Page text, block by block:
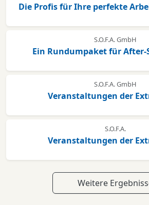
Die Profis für Ihre perfekte
S.O.F.A. GmbH
Ein Rundumpaket für After-
S.O.F.A. GmbH
Veranstaltungen der
S.O.F.A.
Veranstaltungen der
Weitere